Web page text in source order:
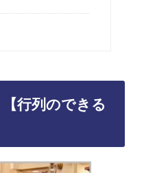
行列のできる